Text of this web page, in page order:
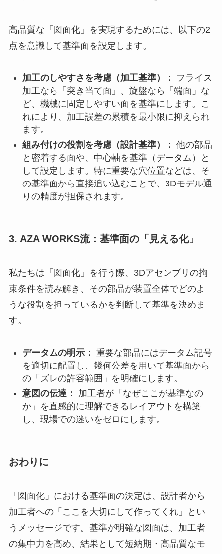
高品質な「図面化」を実現するためには、以下の2
点を意識して基準面を設定します。
加工のしやすさを考慮（加工基準）：
フライス
加工なら「突き当て面」、旋盤なら「端面」な
ど、機械に固定しやすい面を基準にします。こ
れにより、加工誤差の累積を最小限に抑えられ
ます。
組み付けの役割を考慮（設計基準）： 他の部品
と密着する面や、中心軸を基準（データム）と
して設定します。特に重要な穴位置などは、そ
の基準面から直接追い込むことで、3Dモデル通
りの精度が担保されます。
3. AZA WORKS流：基準面の「見える化」
私たちは「図面化」を行う際、3Dアセンブリの拘
束条件を読み解き、その部品が装置全体でどのよ
うな役割を担っているかを判断して基準を決めま
す。
データムの明示： 重要な部品にはデータム記号
を適切に配置し、幾何公差を用いて基準面から
の「ズレの許容範囲」を明確にします。
意図の伝達：
加工者が「なぜここが基準なの
か」を直感的に理解できるレイアウトを構築
し、現場での迷いをゼロにします。
おわりに
「図面化」における基準面の決定は、設計者から
加工者への「ここを大切にして作ってくれ」とい
うメッセージです。基準が明確な図面は、加工者
の集中力を高め、結果として短納期・高品質なモ